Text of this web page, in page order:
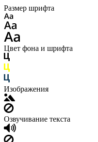
Размер шрифта
Цвет фона и шрифта
Изображения
Озвучивание текста